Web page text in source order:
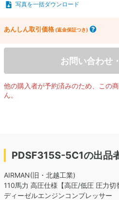
写真を一括ダウンロード
あんしん取引価格 (返金保証つき)
お問い合わせ
他の購入者が予約済みのため、この
ん。
PDSF315S-5C1の出品
AIRMAN(旧・北越工業)
110馬力 高圧仕様【高圧/低圧 圧力切
ディーゼルエンジンコンプレッサー